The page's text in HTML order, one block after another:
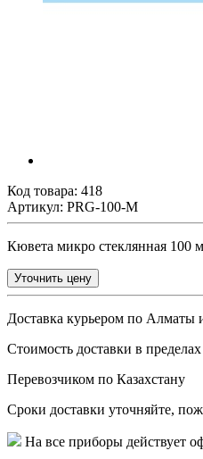
Код товара: 418
Артикул: PRG-100-M
Кювета микро стеклянная 100
Уточнить цену
Доставка курьером по Алматы
Стоимость доставки в
Перевозчиком по Казахстану
Сроки доставки уточняйте,
На все приборы действует